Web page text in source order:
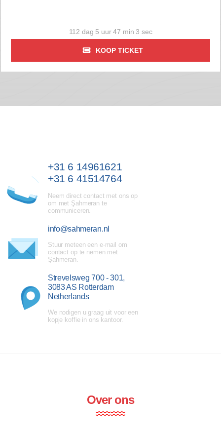
112 dag 5 uur 47 min 2 sec
KOOP TICKET
+31 6 14961621
+31 6 41514764
Neem direct contact met ons op
om met Şahmeran te
communiceren.
info@sahmeran.nl
Stuur meteen een e-mail om
contact op te nemen met
Şahmeran.
Strevelsweg 700 - 301,
3083 AS Rotterdam
Netherlands
We nodigen u graag uit voor een
kopje koffie in ons kantoor.
Over ons